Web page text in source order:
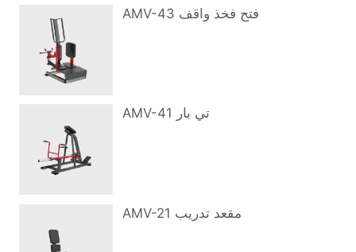
AMV-43 فتح فخذ واقف
AMV-41 تي بار
AMV-21 مقعد تدريب